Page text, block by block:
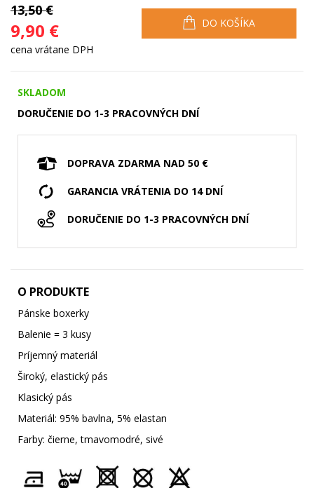
13,50 €
9,90 €
cena vrátane DPH
DO KOŠÍKA
SKLADOM
DORUČENIE DO 1-3 PRACOVNÝCH DNÍ
DOPRAVA ZDARMA NAD 50 €
GARANCIA VRÁTENIA DO 14 DNÍ
DORUČENIE DO 1-3 PRACOVNÝCH DNÍ
O PRODUKTE
Pánske boxerky
Balenie = 3 kusy
Príjemný materiál
Široký, elastický pás
Klasický pás
Materiál: 95% bavlna, 5% elastan
Farby: čierne, tmavomodré, sivé